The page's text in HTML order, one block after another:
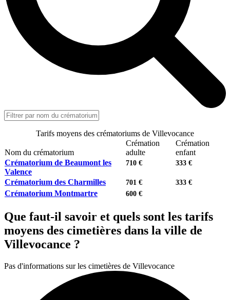
Tarifs moyens des crématoriums de Villevocance
Nom du crématorium
Crémation
adulte
Crémation
enfant
Crématorium de Beaumont les
Valence
710 € 333 €
Crématorium des Charmilles 701 € 333 €
Crématorium Montmartre 600 €
Que faut-il savoir et quels sont les tarifs
moyens des cimetières dans la ville de
Villevocance ?
Pas d'informations sur les cimetières de Villevocance